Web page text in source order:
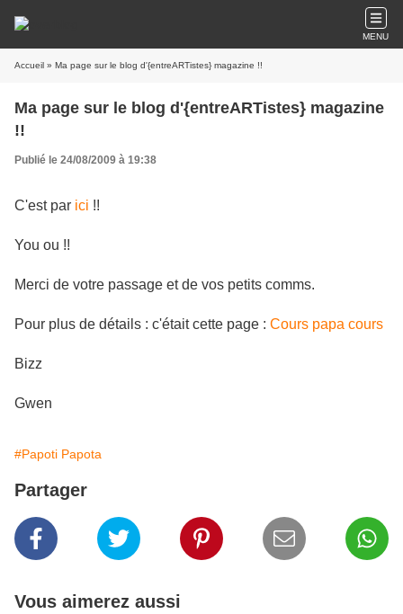
MENU
Accueil » Ma page sur le blog d'{entreARTistes} magazine !!
Ma page sur le blog d'{entreARTistes} magazine
!!
Publié le 24/08/2009 à 19:38
C'est par ici !!
You ou !!
Merci de votre passage et de vos petits comms.
Pour plus de détails : c'était cette page : Cours papa cours
Bizz
Gwen
#Papoti Papota
Partager
Vous aimerez aussi